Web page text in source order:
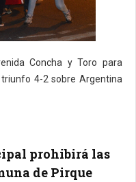
Concha y Toro para
4-2 sobre Argentina
prohibirá las
de Pirque